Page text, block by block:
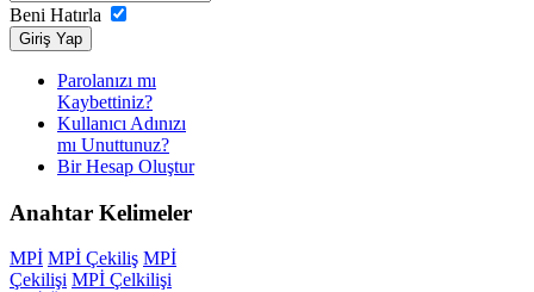
Beni Hatırla
Giriş Yap
Parolanızı mı
Kaybettiniz?
Kullanıcı Adınızı
mı Unuttunuz?
Bir Hesap Oluştur
Anahtar Kelimeler
MPİ MPİ Çekiliş MPİ
Çekilişi MPİ Çelkilişi